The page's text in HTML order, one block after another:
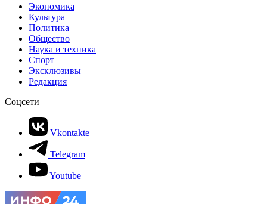
Экономика
Культура
Политика
Общество
Наука и техника
Спорт
Эксклюзивы
Редакция
Соцсети
Vkontakte
Telegram
Youtube